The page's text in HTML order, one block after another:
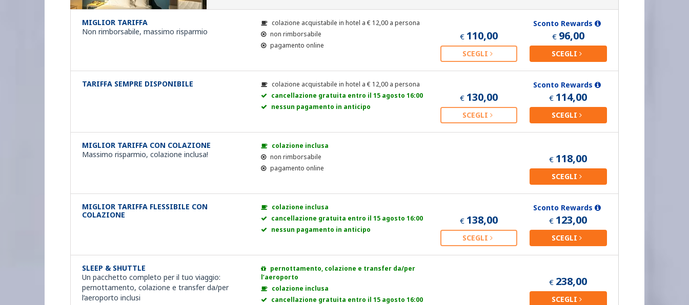
MIGLIOR TARIFFA
Non rimborsabile, massimo risparmio
colazione acquistabile in hotel a€ 12,00 a persona
non rimborsabile
pagamento online
€ 110,00
SCEGLI
Sconto Rewards
€ 96,00
SCEGLI
TARIFFA SEMPRE DISPONIBILE colazione acquistabile in hotel a€ 12,00 a persona
cancellazione gratuita entro il 15 agosto 16:00
nessun pagamento in anticipo
€ 130,00
SCEGLI
Sconto Rewards
€ 114,00
SCEGLI
MIGLIOR TARIFFA CON COLAZIONE
Massimo risparmio, colazione inclusa!
colazione inclusa
non rimborsabile
pagamento online
€ 118,00
SCEGLI
MIGLIOR TARIFFA FLESSIBILE CON
COLAZIONE
colazione inclusa
cancellazione gratuita entro il 15 agosto 16:00
nessun pagamento in anticipo
€ 138,00
SCEGLI
Sconto Rewards
€ 123,00
SCEGLI
SLEEP & SHUTTLE
Un pacchetto completo per il tuo viaggio:
pernottamento, colazione e transfer da/per
l’aeroporto inclusi
pernottamento, colazione e transfer da/per
l’aeroporto
colazione inclusa
cancellazione gratuita entro il 15 agosto 16:00
€ 238,00
SCEGLI